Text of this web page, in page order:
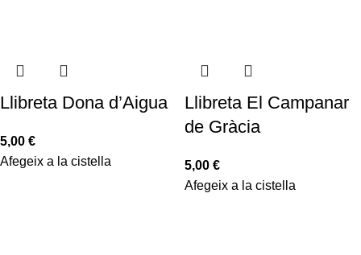
Llibreta Dona d’Aigua
5,00 €
Afegeix a la cistella
Llibreta El Campanar
de Gràcia
5,00 €
Afegeix a la cistella